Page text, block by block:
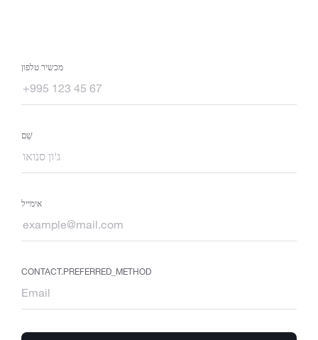
מכשיר טלפון
שֵׁם
אימייל
CONTACT.PREFERRED_METHOD